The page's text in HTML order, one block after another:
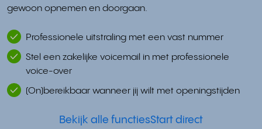
gewoon opnemen en doorgaan.
Professionele uitstraling met een vast nummer
Stel een zakelijke voicemail in met professionele
voice-over
(On)bereikbaar wanneer jij wilt met openingstijden
Bekijk alle functiesStart direct